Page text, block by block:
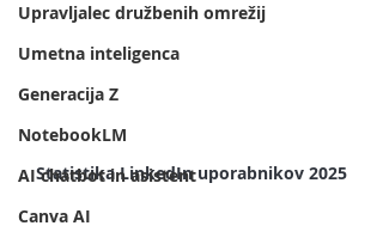
Upravljalec družbenih omrežij
Umetna inteligenca
Generacija Z
NotebookLM
AI chatbot in asistent
Canva AI
Statistika LinkedIn uporabnikov 2025